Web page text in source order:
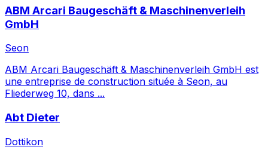
ABM Arcari Baugeschäft & Maschinenverleih
GmbH
Seon
ABM Arcari Baugeschäft & Maschinenverleih GmbH est
une entreprise de construction située à Seon, au
Fliederweg 10, dans ...
Abt Dieter
Dottikon